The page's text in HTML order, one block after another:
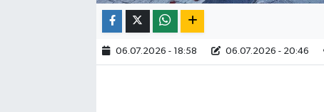
06.07.2026 - 18:58 06.07.2026 - 20:46